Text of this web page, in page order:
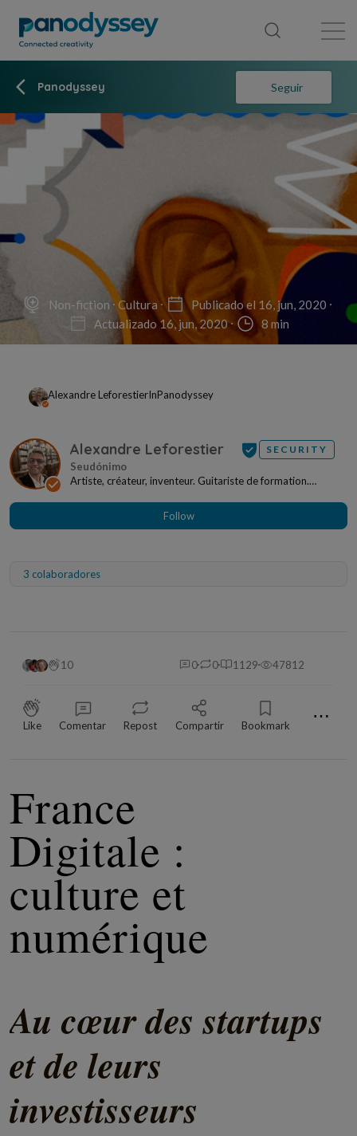
Panodyssey Seguir
Non-fiction Cultura
Publicado el 16, jun, 2020
Actualizado 16, jun, 2020
8 min
Alexandre LeforestierInPanodyssey
Alexandre Leforestier SECURITY
Artiste, créateur, inventeur. Guitariste de formation.
Follow
3 colaboradores
10 0 0 1129 47812
Like Comentar Repost Compartir Bookmark ⋯
France
Digitale :
culture et
numérique
Au cœur des startups
et de leurs
investisseurs